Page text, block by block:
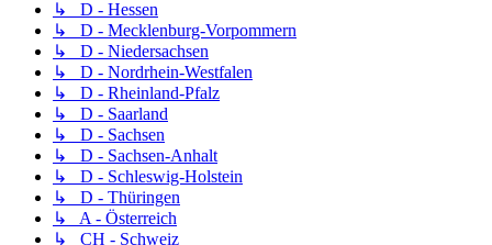
↳ D - Hessen
↳ D - Mecklenburg-Vorpommern
↳ D - Niedersachsen
↳ D - Nordrhein-Westfalen
↳ D - Rheinland-Pfalz
↳ D - Saarland
↳ D - Sachsen
↳ D - Sachsen-Anhalt
↳ D - Schleswig-Holstein
↳ D - Thüringen
↳ A - Österreich
↳ CH - Schweiz